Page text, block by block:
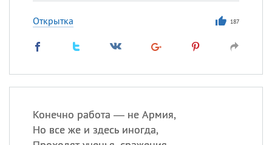
Открытка 187
Конечно работа — не Армия,
Но все же и здесь иногда,
Посмотреть значение